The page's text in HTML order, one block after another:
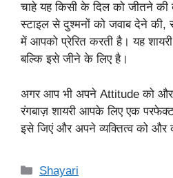
चाहे यह किसी के दिल को जीतने की
स्टाइल से दुश्मनों को जवाब देने की,
में आपको प्रेरित करती है। यह
बल्कि इसे जीने के लिए है।
अगर आप भी अपने Attitude को और
रंगबाज़ शायरी आपके लिए एक
इसे जिएं और अपने व्यक्तित्व को और
Categories
Shayari